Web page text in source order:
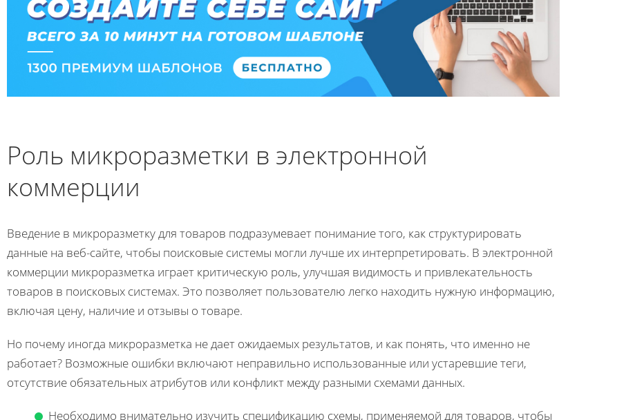
Роль микроразметки в электронной
коммерции
Введение в микроразметку для товаров подразумевает понимание того, как структурировать
данные на веб-сайте, чтобы поисковые системы могли лучше их интерпретировать. В электронной
коммерции микроразметка играет критическую роль, улучшая видимость и привлекательность
товаров в поисковых системах. Это позволяет пользователю легко находить нужную информацию,
включая цену, наличие и отзывы о товаре.
Но почему иногда микроразметка не дает ожидаемых результатов, и как понять, что именно не
работает? Возможные ошибки включают неправильно использованные или устаревшие теги,
отсутствие обязательных атрибутов или конфликт между разными схемами данных.
Необходимо внимательно изучить спецификацию схемы, применяемой для товаров, чтобы